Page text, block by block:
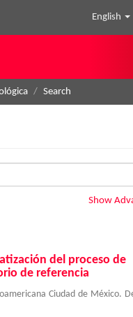
English
Search
Show
del proceso de
de referencia
Ciudad de México.